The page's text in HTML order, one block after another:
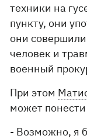
техники на
пункту, они
они
человек и
военный
При этом
может
- Возможно, я